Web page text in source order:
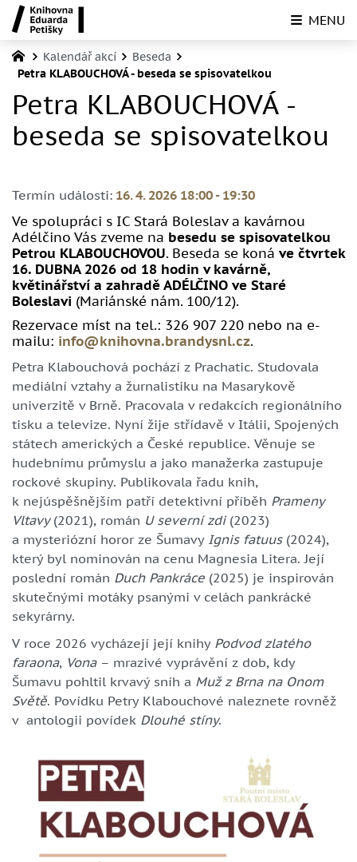
Kalendář akcí
Beseda
Petra KLABOUCHOVÁ - beseda se spisovatelkou
Petra KLABOUCHOVÁ -
beseda se spisovatelkou
Termín události: 16. 4. 2026 18:00 - 19:30
Ve spolupráci s IC Stará Boleslav a kavárnou
Adélčino Vás zveme na besedu se spisovatelkou
Petrou KLABOUCHOVOU. Beseda se koná ve čtvrtek
16. DUBNA 2026 od 18 hodin v kavárně,
květinářství a zahradě ADÉLČINO ve Staré
Boleslavi (Mariánské nám. 100/12).
Rezervace míst na tel.: 326 907 220 nebo na e-
mailu: info@knihovna.brandysnl.cz.
Petra Klabouchová pochází z Prachatic. Studovala
mediální vztahy a žurnalistiku na Masarykově
univerzitě v Brně. Pracovala v redakcích regionálního
tisku a televize. Nyní žije střídavě v Itálii, Spojených
státech amerických a České republice. Věnuje se
hudebnímu průmyslu a jako manažerka zastupuje
rockové skupiny. Publikovala řadu knih,
k nejúspěšnějším patří detektivní příběh Prameny
Vltavy(2021), román U severní zdi(2023)
a mysteriózní horor ze Šumavy Ignis fatuus (2024),
který byl nominován na cenu Magnesia Litera. Její
poslední román Duch Pankráce (2025) je inspirován
skutečnými motáky psanými v celách pankrácké
sekyrárny.
V roce 2026 vycházejí její knihy Podvod zlatého
faraona, Vona– mrazivé vyprávění z dob, kdy
Šumavu pohltil krvavý sníh a Muž z Brna na Onom
Světě. Povídku Petry Klabouchové naleznete rovněž
v antologii povídek Dlouhé stíny.
MENU